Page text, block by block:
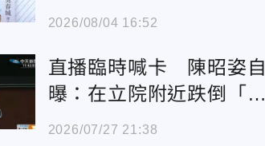
次開庭
2026/08/04 16:52
直播臨時喊卡 陳昭姿自
曝：在立院附近跌倒「輕
微腦震盪」
2026/07/27 21:38